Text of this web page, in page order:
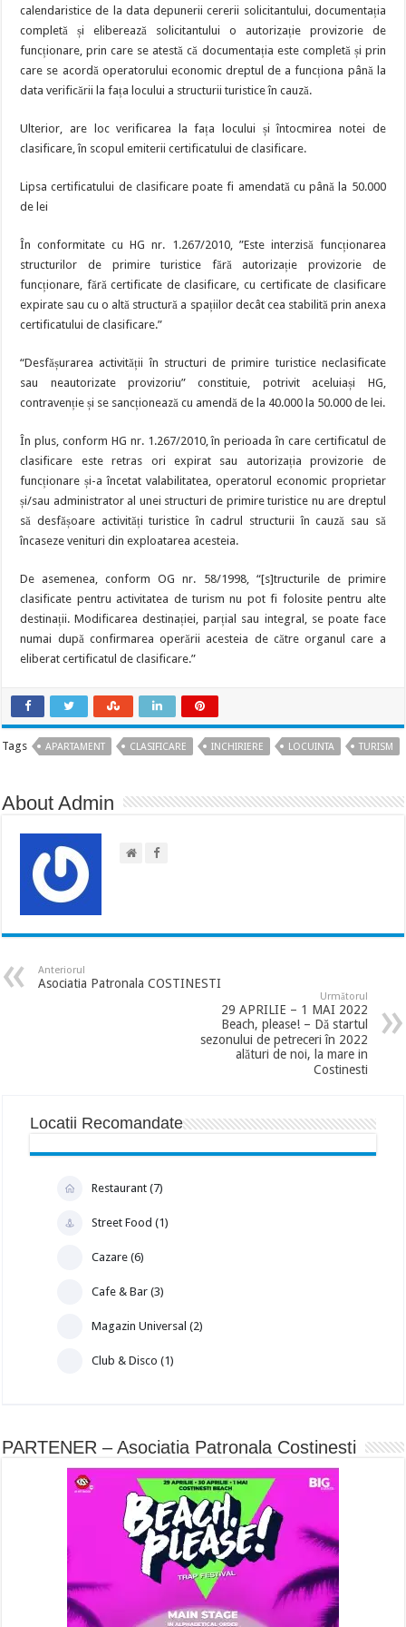
calendaristice de la data depunerii cererii solicitantului, documentația
completă și eliberează solicitantului o autorizație provizorie de
funcționare, prin care se atestă că documentația este completă și prin
care se acordă operatorului economic dreptul de a funcționa până la
data verificării la fața locului a structurii turistice în cauză.
Ulterior, are loc verificarea la fața locului și întocmirea notei de
clasificare, în scopul emiterii certificatului de clasificare.
Lipsa certificatului de clasificare poate fi amendată cu până la 50.000
de lei
În conformitate cu HG nr. 1.267/2010, ”Este interzisă funcționarea
structurilor de primire turistice fără autorizație provizorie de
funcționare, fără certificate de clasificare, cu certificate de clasificare
expirate sau cu o altă structură a spațiilor decât cea stabilită prin anexa
certificatului de clasificare.”
“Desfășurarea activității în structuri de primire turistice neclasificate
sau neautorizate provizoriu” constituie, potrivit aceluiași HG,
contravenție și se sancționează cu amendă de la 40.000 la 50.000 de lei.
În plus, conform HG nr. 1.267/2010, în perioada în care certificatul de
clasificare este retras ori expirat sau autorizația provizorie de
funcționare și-a încetat valabilitatea, operatorul economic proprietar
și/sau administrator al unei structuri de primire turistice nu are dreptul
să desfășoare activități turistice în cadrul structurii în cauză sau să
încaseze venituri din exploatarea acesteia.
De asemenea, conform OG nr. 58/1998, “[s]tructurile de primire
clasificate pentru activitatea de turism nu pot fi folosite pentru alte
destinații. Modificarea destinației, parțial sau integral, se poate face
numai după confirmarea operării acesteia de către organul care a
eliberat certificatul de clasificare.”
Tags APARTAMENT CLASIFICARE INCHIRIERE LOCUINTA TURISM
About Admin
Anteriorul
Asociatia Patronala COSTINESTI
Următorul
29 APRILIE – 1 MAI 2022
Beach, please! – Dă startul
sezonului de petreceri în 2022
alături de noi, la mare in
Costinesti
Locatii Recomandate
Restaurant (7)
Street Food (1)
Cazare (6)
Cafe & Bar (3)
Magazin Universal (2)
Club & Disco (1)
PARTENER – Asociatia Patronala Costinesti